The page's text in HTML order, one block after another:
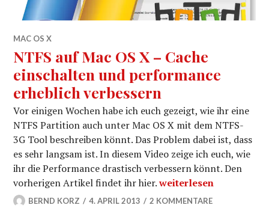
MAC OS X
NTFS auf Mac OS X – Cache
einschalten und performance
erheblich verbessern
Vor einigen Wochen habe ich euch gezeigt, wie ihr eine
NTFS Partition auch unter Mac OS X mit dem NTFS-
3G Tool beschreiben könnt. Das Problem dabei ist, dass
es sehr langsam ist. In diesem Video zeige ich euch, wie
ihr die Performance drastisch verbessern könnt. Den
vorherigen Artikel findet ihr hier.NTFS auf Mac OS X –
weiterlesen
BERND KORZ 4. APRIL 2013 2 KOMMENTARE